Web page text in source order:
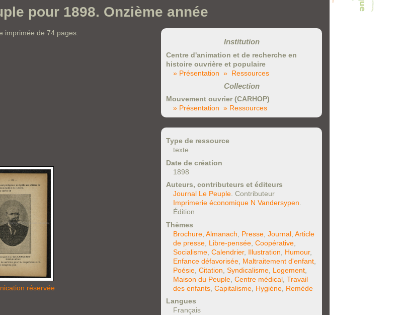
pour 1898. Onzième année
imprimée de 74 pages.
réservée
Institution
Centre d'animation et de recherche en
histoire ouvrière et populaire
» Présentation » Ressources
Collection
Mouvement ouvrier (CARHOP)
» Présentation » Ressources
Type de ressource
texte
Date de création
1898
Auteurs, contributeurs et éditeurs
Journal Le Peuple. Contributeur
Imprimerie économique N Vandersypen.
Édition
Thèmes
Brochure Almanach Presse Journal Article
de presse Libre-pensée Coopérative
Socialisme Calendrier, Illustration Humour,
Enfance défavorisée Maltraitement d'enfant
Poésie Citation Syndicalisme Logement
Maison du Peuple Centre médical Travail
des enfants Capitalisme Hygiène Remède
Langues
Français